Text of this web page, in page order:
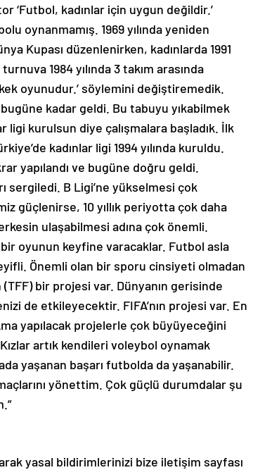
‘Futbol, kadınlar için uygun değildir.’
oynanmamış. 1969 yılında yeniden
Kupası düzenlenirken, kadınlarda 1991
1984 yılında 3 takım arasında
oyunudur.’ söylemini değiştiremedik.
kadar geldi. Bu tabuyu yıkabilmek
ligi kurulsun diye çalışmalara başladık. İlk
kadınlar ligi 1994 yılında kuruldu.
yapılandı ve bugüne doğru geldi.
sergiledi. B Ligi’ne yükselmesi çok
güçlenirse, 10 yıllık periyotta çok daha
ulaşabilmesi adına çok önemli.
oyunun keyfine varacaklar. Futbol asla
Önemli olan bir sporu cinsiyeti olmadan
bir projesi var. Dünyanın gerisinde
de etkileyecektir. FIFA’nın projesi var. En
yapılacak projelerle çok büyüyeceğini
artık kendileri voleybol oynamak
yaşanan başarı futbolda da yaşanabilir.
yönettim. Çok güçlü durumdalar şu
yasal bildirimlerinizi bize iletişim sayfası